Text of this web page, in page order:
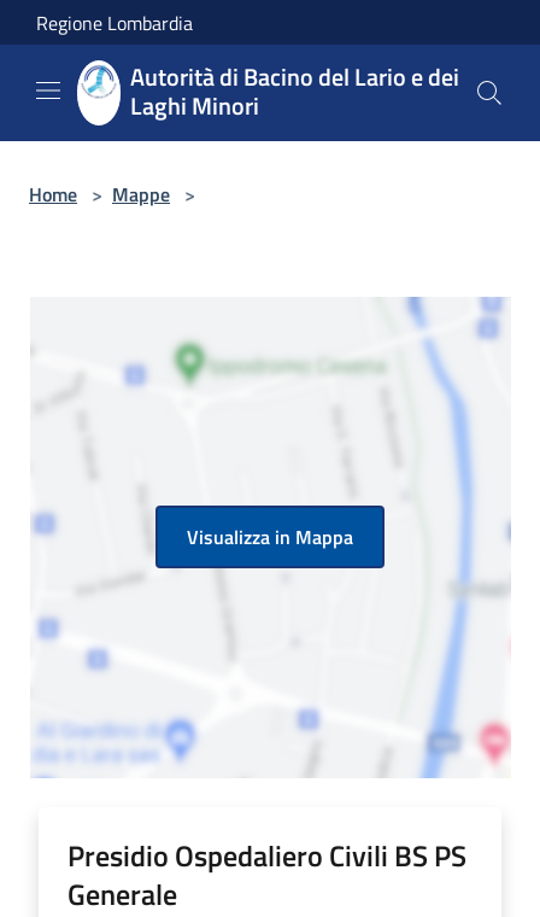
Salta al contenuto principale
Regione Lombardia
Autorità di Bacino del Lario e dei
Laghi Minori
Home > Mappe >
Visualizza in Mappa
Presidio Ospedaliero Civili BS PS
Generale